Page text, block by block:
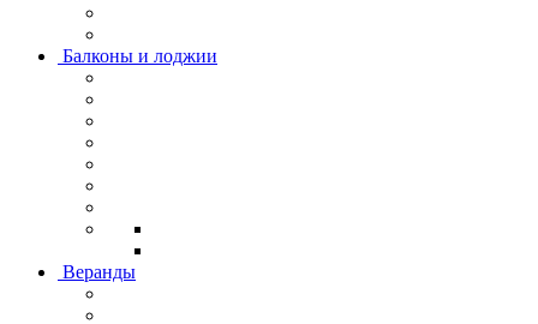
Балконы и лоджии
Веранды